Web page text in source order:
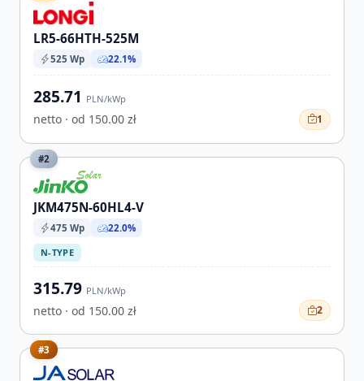
LR5-66HTH-525M
525 Wp 22.1%
285.71 PLN/kWp
netto · od 150.00 zł 1
#2
JKM475N-60HL4-V
475 Wp
22.0%
N-TYPE
315.79 PLN/kWp
netto · od 150.00 zł 2
#3